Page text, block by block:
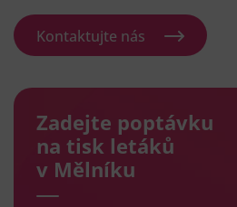
Kontaktujte nás
Zadejte poptávku
na tisk letáků
v Mělníku